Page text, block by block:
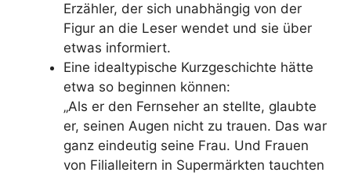
Erzähler, der sich unabhängig von der
Figur an die Leser wendet und sie über
etwas informiert.
Eine idealtypische Kurzgeschichte hätte
etwa so beginnen können:
„Als er den Fernseher an stellte, glaubte
er, seinen Augen nicht zu trauen. Das war
ganz eindeutig seine Frau. Und Frauen
von Filialleitern in Supermärkten tauchten